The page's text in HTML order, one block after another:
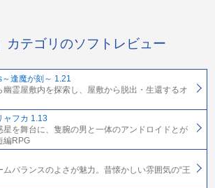
カテゴリのソフトレビュー
逢魔が刻～ 1.21
幽霊屋敷内を探索し、屋敷から脱出・生還するオ
ャフカ 1.13
星を舞台に、隻腕の男と一体のアンドロイドとが
編RPG
バランスのよさが魅力。昔懐かしい雰囲気の“王